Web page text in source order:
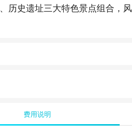
史遗址三大特色景点组合，
费用说明